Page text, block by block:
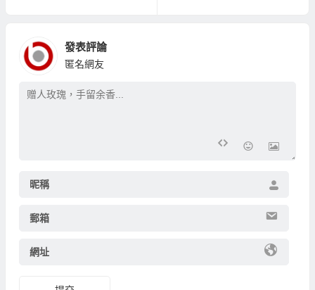
發表評論
匿名網友
昵稱
郵箱
網址